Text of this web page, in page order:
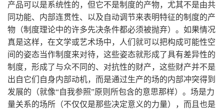
产品可以是系统性的，但它不是制度的产物，尤其不是由共
同功能、内部连贯性、以及自动调节来表明特征的制度的产
物（制度理论中的许多先决条件都必须被抛弃）。如果情况
真是这样，在文学或艺术场中，人们就可以把构成可能性空
间的姿态当作制度来对待，这些姿态就形成了具有差异性的
制度，形成了与众不同的、对抗性的财产，这些财产并不是
出自它们自身内部动机，而是通过生产的场的内部冲突得到
发展的（就像“自我参照”原则所包含的意思那样）。场是力
量关系的场所（不仅仅是那些决定意义的力量），而且也是